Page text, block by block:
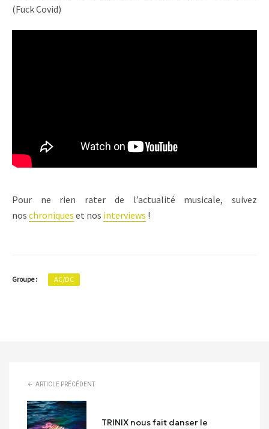
(Fuck Covid)
Pour ne rien rater de l’actualité musicale, suivez
nos chroniques et nos interviews !
Groupe : AC/DC
ARTICLE PRÉCÉDENT
TRINIX nous fait danser le